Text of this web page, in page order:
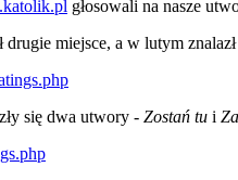
głosowali na nasze
drugie miejsce, a w lutym
się dwa utwory - Zostań tu i